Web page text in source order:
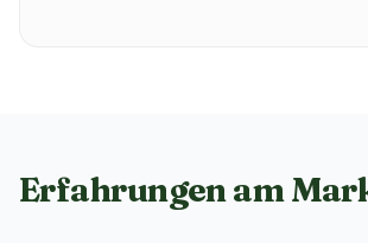
Erfahrungen am